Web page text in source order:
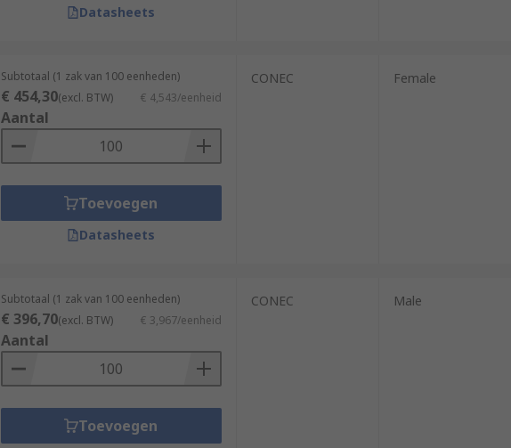
Datasheets
Subtotaal (1 zak van 100 eenheden)
€ 454,30(excl. BTW) € 4,543/eenheid
Aantal
Toevoegen
Datasheets
CONEC Female
Subtotaal (1 zak van 100 eenheden)
€ 396,70(excl. BTW) € 3,967/eenheid
Aantal
Toevoegen
CONEC Male